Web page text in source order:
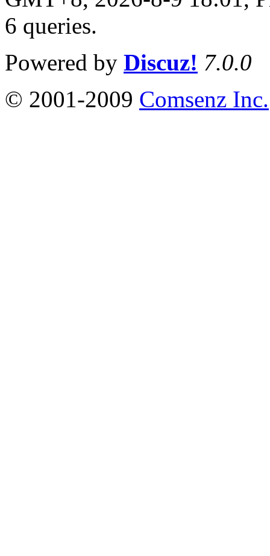
6 queries.
Powered by Discuz! 7.0.0
© 2001-2009 Comsenz Inc.